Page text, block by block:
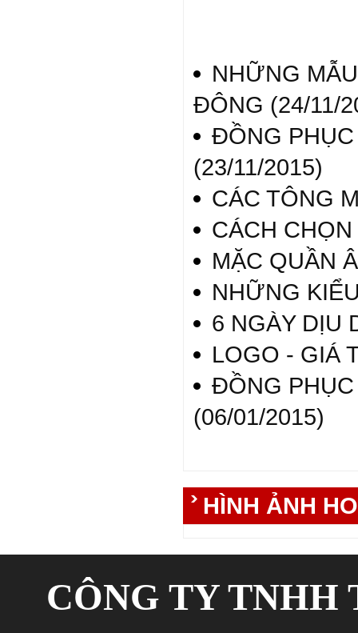
NHỮNG
ĐÔNG (24/11/
ĐỒNG
(23/11/2015)
CÁC TÔNG
CÁCH
MẶC QUẦN
NHỮNG
6 NGÀY DỊU
LOGO - GIÁ
ĐỒNG
(06/01/2015)
HÌNH ẢNH
CÔNG TY